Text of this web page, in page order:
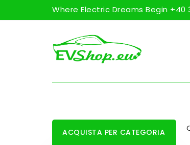
Where Electric Dreams Begin
ACQUISTA PER CATEGORIA